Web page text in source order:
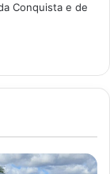
Conquista e de